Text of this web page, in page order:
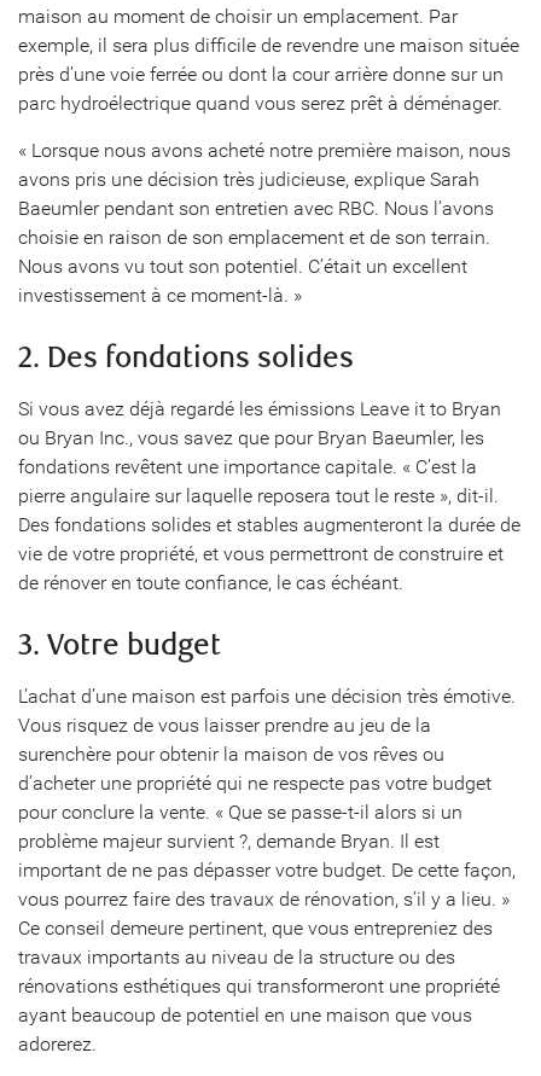
maison au moment de choisir un emplacement. Par
exemple, il sera plus difficile de revendre une maison située
près d’une voie ferrée ou dont la cour arrière donne sur un
parc hydroélectrique quand vous serez prêt à déménager.
« Lorsque nous avons acheté notre première maison, nous
avons pris une décision très judicieuse, explique Sarah
Baeumler pendant son entretien avec RBC. Nous l’avons
choisie en raison de son emplacement et de son terrain.
Nous avons vu tout son potentiel. C’était un excellent
investissement à ce moment-là. »
2. Des fondations solides
Si vous avez déjà regardé les émissions Leave it to Bryan
ou Bryan Inc., vous savez que pour Bryan Baeumler, les
fondations revêtent une importance capitale. « C’est la
pierre angulaire sur laquelle reposera tout le reste », dit-il.
Des fondations solides et stables augmenteront la durée de
vie de votre propriété, et vous permettront de construire et
de rénover en toute confiance, le cas échéant.
3. Votre budget
L’achat d’une maison est parfois une décision très émotive.
Vous risquez de vous laisser prendre au jeu de la
surenchère pour obtenir la maison de vos rêves ou
d’acheter une propriété qui ne respecte pas votre budget
pour conclure la vente. « Que se passe-t-il alors si un
problème majeur survient ?, demande Bryan. Il est
important de ne pas dépasser votre budget. De cette façon,
vous pourrez faire des travaux de rénovation, s’il y a lieu. »
Ce conseil demeure pertinent, que vous entrepreniez des
travaux importants au niveau de la structure ou des
rénovations esthétiques qui transformeront une propriété
ayant beaucoup de potentiel en une maison que vous
adorerez.